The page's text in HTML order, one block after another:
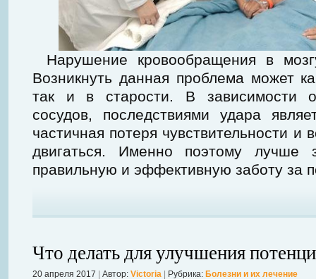
Нарушение кровообращения в
Возникнуть данная проблема может
так и в старости. В зависимости
сосудов, последствиями удара
частичная потеря чувствительности и
двигаться. Именно поэтому лучше
правильную и эффективную заботу за
Что делать для улучшения
20 апреля 2017 | Автор: Victoria | Рубрика: Болезни и их лечение